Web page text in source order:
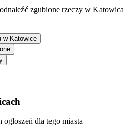
zgubione rzeczy w
w Katowice
dla tego miasta